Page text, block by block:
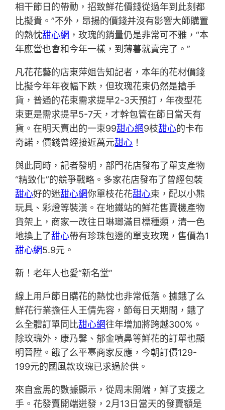
相干節日的帶動，招致鮮花價錢從過年到此刻都
比擬貴。”不外，昂揚的價錢并沒有影響大師購置
的熱忱甜心網 ，玫瑰的銷量仍是非常可不雅，“本
年應當也會和今年一樣，到薄暮就賣完了。”
凡花花藝的店東萍姐告知記者，本年的花材價錢
比擬今年年夜幅下跌，但玫瑰花束仍然是搶手
貨，普通的花束需求提早2-3天預訂，年夜型花
束更是需求提早5-7天，才幹包管在節日當天有
貨。在明天賣出的一束99甜心網9枝甜心的卡布
奇諾，價錢曾經接近萬元甜心 ！
與此同時，記者發明，部門花店發布了單支產物
“精致化”的競爭戰略。多家花店發布了曾經包裝
甜心好的迷甜心網你單枝花花甜心束，配以小熊
玩具、彩燈等裝潢。在地鐵站的鮮花售賣機產物
貨架上，商家一改往日琳瑯滿目標種類，清一色
地換上了甜心帶有珍珠包邊的單支玫瑰，售價為1
甜心網5.9元。
新！老年人也愛“新名堂”
線上用戶節日購花的熱忱也非常低落。據餓了么
鮮花行業擔任人王倩先容，節每日天期間，餓了
么全體訂單同比甜心網往年增加將跨越300%。
除玫瑰外，康乃馨、郁金噴鼻等鮮花的訂單也顯
明晉陞。餓了么平臺商家反應，今朝訂價129-
199元的國風款玫瑰已求過於供。
來自盒馬的數據顯示，從周末開端，鮮了支援之
手。花發賣開端迸發，2月13日當天的發賣額是